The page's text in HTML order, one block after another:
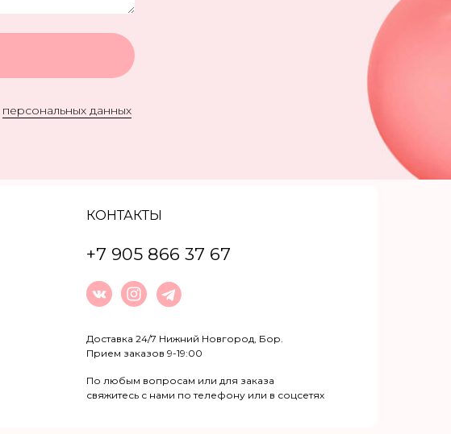
персональных данных
КОНТАКТЫ
+7 905 866 37 67
Доставка 24/7 Нижний Новгород, Бор.
Прием заказов 9-19:00
По любым вопросам или для заказа
свяжитесь с нами по телефону или в соцсетях